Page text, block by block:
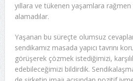
yıllara ve tükenen yaşamlara rağmen
alamadılar.
Yaşanan bu süreçte olumsuz cevaplar
sendikamız masada yapıcı tavrını
görüşerek çözmek istediğimizi,
edebileceğimizi bildirdik.